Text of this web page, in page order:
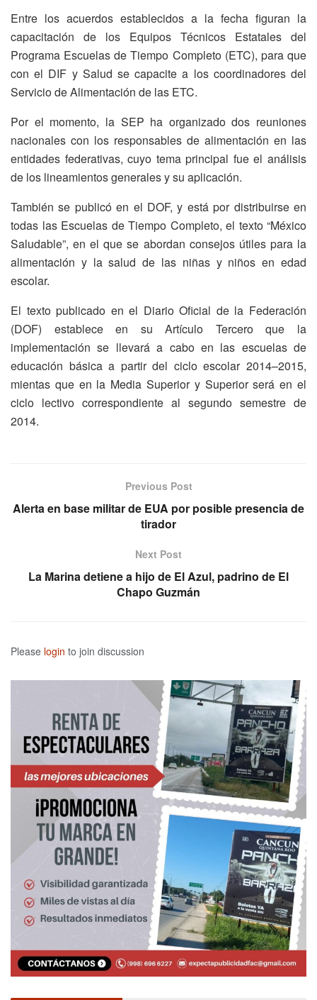
Entre los acuerdos establecidos a la fecha figuran la
capacitación de los Equipos Técnicos Estatales del
Programa Escuelas de Tiempo Completo (ETC), para que
con el DIF y Salud se capacite a los coordinadores del
Servicio de Alimentación de las ETC.
Por el momento, la SEP ha organizado dos reuniones
nacionales con los responsables de alimentación en las
entidades federativas, cuyo tema principal fue el análisis
de los lineamientos generales y su aplicación.
También se publicó en el DOF, y está por distribuirse en
todas las Escuelas de Tiempo Completo, el texto “México
Saludable”, en el que se abordan consejos útiles para la
alimentación y la salud de las niñas y niños en edad
escolar.
El texto publicado en el Diario Oficial de la Federación
(DOF) establece en su Artículo Tercero que la
implementación se llevará a cabo en las escuelas de
educación básica a partir del ciclo escolar 2014–2015,
mientas que en la Media Superior y Superior será en el
ciclo lectivo correspondiente al segundo semestre de
2014.
Previous Post
Alerta en base militar de EUA por posible presencia de
tirador
Next Post
La Marina detiene a hijo de El Azul, padrino de El
Chapo Guzmán
Please login to join discussion